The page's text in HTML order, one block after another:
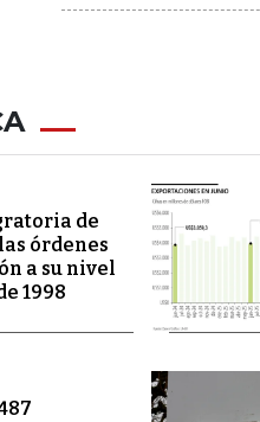
de
órdenes
a su nivel
1998